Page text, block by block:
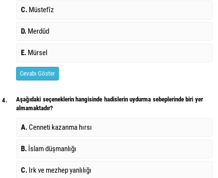
C. Müstefîz
D. Merdûd
E. Mürsel
Cevabı Göster
4.
Aşağıdaki seçeneklerin hangisinde hadislerin uydurma sebeplerinde biri yer
almamaktadır?
A.Cenneti kazanma hırsı
B. İslam düşmanlığı
C. Irk ve mezhep yanlılığı